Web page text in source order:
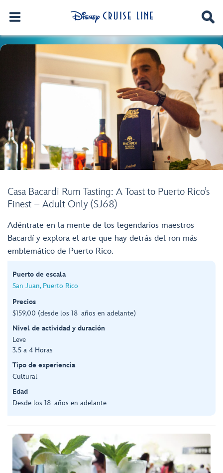
Casa Bacardi Rum Tasting: A Toast to Puerto Rico’s
Finest – Adult Only (SJ68)
Adéntrate en la mente de los legendarios maestros
Bacardí y explora el arte que hay detrás del ron más
emblemático de Puerto Rico.
Puerto de escala
San Juan, Puerto Rico
Precios
$159,00 (desde los 18 años en adelante)
Nivel de actividad y duración
Leve
3.5 a 4 Horas
Tipo de experiencia
Cultural
Edad
Desde los 18 años en adelante